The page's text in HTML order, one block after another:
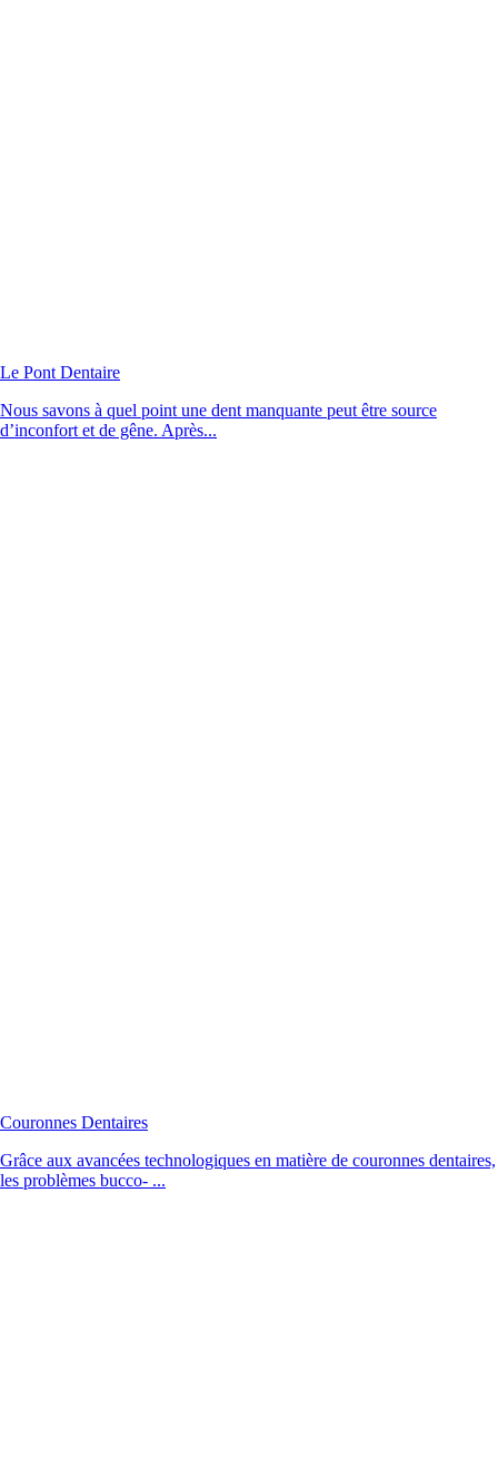
Le Pont Dentaire
Nous savons à quel point une dent manquante peut être source
d’inconfort et de gêne. Après...
Couronnes Dentaires
Grâce aux avancées technologiques en matière de couronnes dentaires,
les problèmes bucco- ...